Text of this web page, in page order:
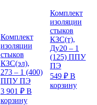
Комплект
изоляции
стыков
КЗС(эл),
273 – 1 (400)
ППУ ПЭ
3 901 ₽ В
корзину
Комплект
изоляции
стыков
КЗС(т),
Ду20 – 1
(125) ППУ
ПЭ
549 ₽ В
корзину